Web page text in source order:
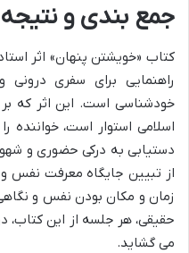
جمع بندی و
کتاب «خویشتن پنهان» اثر
راهنمایی برای سفری
خودشناسی است. این اثر که
اسلامی استوار است، خواننده
دستیابی به درکی حضوری و
از تبیین جایگاه معرفت نفس
زمان و مکان بودن نفس و
حقیقی، هر جلسه از این
می گشاید.